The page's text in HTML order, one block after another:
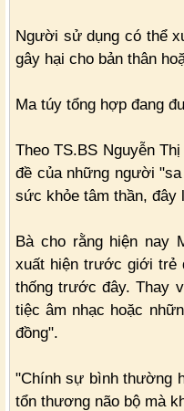
Người sử dụng có thể
gây hại cho bản thân
Ma túy tổng hợp đang
Theo TS.BS Nguyễn
đề của những người
sức khỏe tâm thần, đây
Bà cho rằng hiện nay
xuất hiện trước giới trẻ
thống trước đây. Thay
tiệc âm nhạc hoặc
đồng".
"Chính sự bình thường
tổn thương não bộ mà